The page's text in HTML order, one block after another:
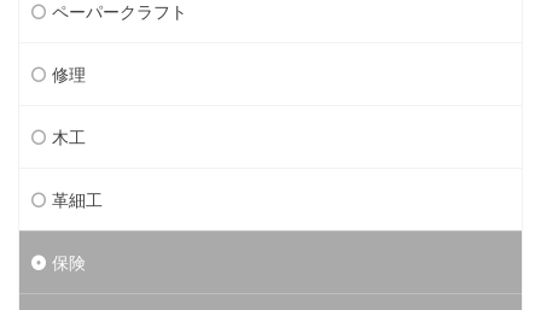
ペーパークラフト
修理
木工
革細工
保険